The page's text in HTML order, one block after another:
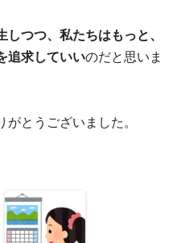
つつ、私たちはもっと、
追求していいのだと思いま
とうございました。